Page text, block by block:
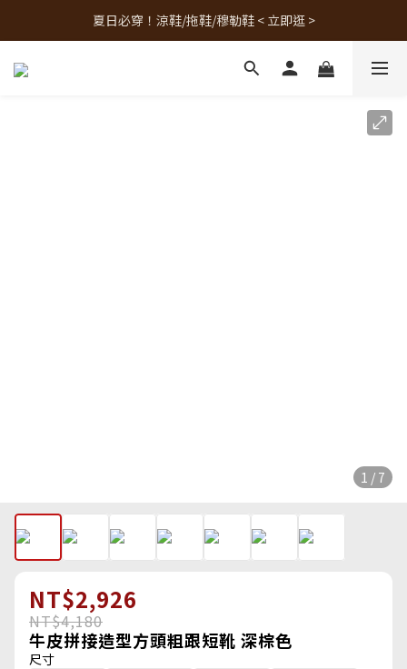
人氣熱銷款！最新補貨 < 立即逛 >
夏日必穿！涼鞋/拖鞋/穆勒鞋 < 立即逛 >
人氣熱銷款！最新補貨 < 立即逛 >
1 / 7
NT$2,926
NT$4,180
牛皮拼接造型方頭粗跟短靴 深棕色
尺寸